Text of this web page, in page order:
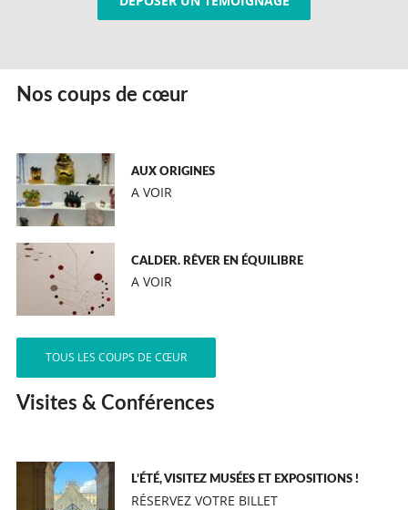
Nos coups de cœur
AUX ORIGINES
A VOIR
CALDER. RÊVER EN ÉQUILIBRE
A VOIR
TOUS LES COUPS DE CŒUR
Visites & Conférences
L’ÉTÉ, VISITEZ MUSÉES ET EXPOSITIONS !
RÉSERVEZ VOTRE BILLET